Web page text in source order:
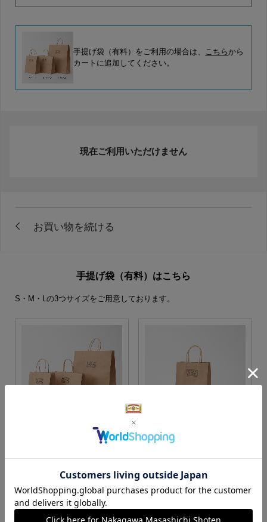
手提げ袋（有料）をご利用の場合は、 こちらから
カートに追加してください。
現在ご利用いただけません
手提げ袋（有料）はこちら
S・M・Lの3つサイズをご用意しております。
S・M・Lサイズより当店に
カートに入れる
Sサイズ
カートに入れる